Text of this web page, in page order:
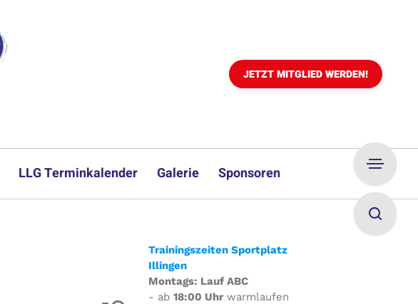
JETZT MITGLIED WERDEN!
LLG Terminkalender Galerie Sponsoren
Trainingszeiten Sportplatz
Illingen
Montags: Lauf ABC
- ab 18:00 Uhrwarmlaufen